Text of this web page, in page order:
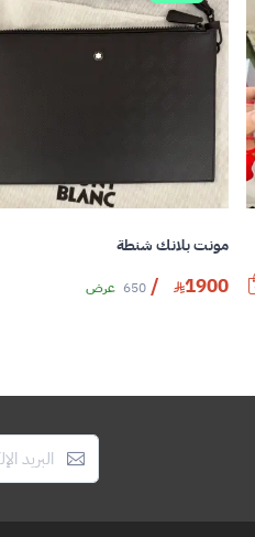
مونت بلانك شنطة
1900
/
650 عرض